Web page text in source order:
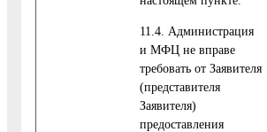
11.4. Администрация
и МФЦ не вправе
требовать от Заявителя
(представителя
Заявителя)
предоставления